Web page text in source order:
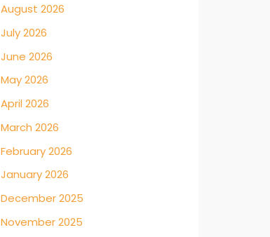
August 2026
July 2026
June 2026
May 2026
April 2026
March 2026
February 2026
January 2026
December 2025
November 2025